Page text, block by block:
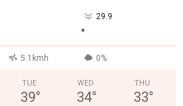
29.9
°
5.1kmh 0%
TUE
39°
WED
34°
THU
33°